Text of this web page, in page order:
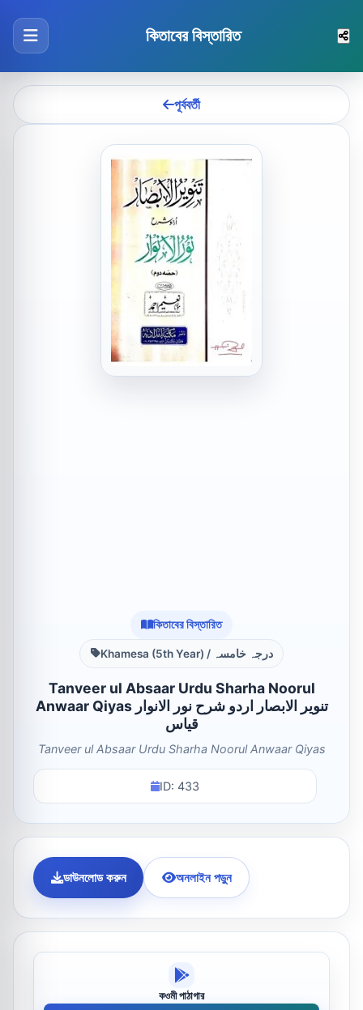
কিতাবের বিস্তারিত
পূর্ববর্তী
কিতাবের বিস্তারিত
Khamesa (5th Year) / درجہ خامسہ
Tanveer ul Absaar Urdu Sharha Noorul
Anwaar Qiyas تنویر الابصار اردو شرح نور الانوار
قیاس
Tanveer ul Absaar Urdu Sharha Noorul Anwaar Qiyas
ID: 433
ডাউনলোড করুন অনলাইন পড়ুন
কওমী পাঠাগার